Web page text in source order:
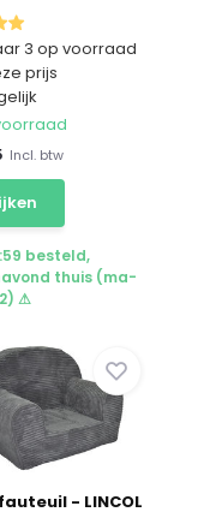
3 op voorraad
prijs
Incl. btw
besteld,
thuis (ma-
⚠
- LINCOL